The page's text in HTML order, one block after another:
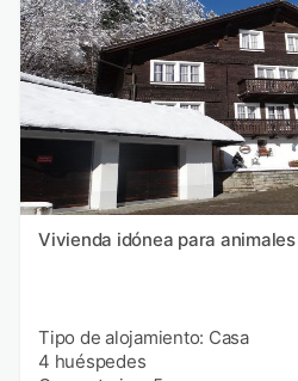
Vivienda idónea para
Tipo de alojamiento: Casa
4 huéspedes